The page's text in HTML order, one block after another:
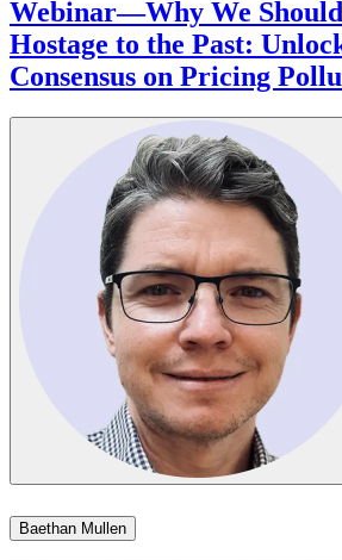
Webinar—Why We
Hostage to the Past:
Consensus on Pricing Pollution​​​​‌
Baethan Mullen​​​​‌ ‍ ​‍​‍‌‍ ‌ ​‍‌‍‍‌‌‍‌ ‌‍‍‌‌‍ ‍​‍​‍​ ‍‍​‍​‍‌ ​ ‌‍​‌‌‍ ‍‌‍‍‌‌ ‌​‌ ‍‌​‍ ‍‌‍‍‌‌‍ ​‍​‍​‍ ​​‍​‍‌‍‍​‌ ​‍‌‍‌‌‌‍‌‍​‍​‍​ ‍‍​‍​‍‌‍‍​‌ ‌​‌ ‌​‌ ​​​ ‍‍​‍ ​‍ ‌‍ ​‌‍ ‌‍​ ‌‍​‌‌‍ ​‌‍‍​‌‍ ‌ ​ ‌ ‌​​ ‍‍​ ​ ​ ​ ​ ​ ​ ​ ​‍ ‌‍‍‌‌‍ ‍‌ ‌​‌‍‌‌‌‍ ‍‌ ‌​​‍ ‌‍‌‌‌‍‌​‌‍‍‌‌ ‌​​‍ ‌‍ ‌‌‍ ‌‍‌​‌‍‌‌​ ‌‌ ​​‌ ​‍‌‍‌‌‌ ​ ‌‍‌‌‌‍ ‍‌ ‌​‌‍​‌‌ ‌​‌‍‍‌‌‍ ‌‍ ‍​ ‍ ‌‍‍‌‌‍‌​​ ‌​ ​‍‌‍​‍​ ‌​​ ​‌​ ​‍‌‍​‍‌‍​‌‌‍​‌​‍ ‌​ ‍​​ ​​​ ‍‌​ ​‍​‍ ‌​ ‌​‌‍​‍​ ‍​​ ‌ ​‍ ‌‌‍​‍‌‍‌​‌‍‌‌​ ‌‌​‍ ‌​ ​ ‌‍‌​‌‍​‌​ ‌​​ ‌‌​ ​‍​ ‍​​ ‍‌​ ‍‌​ ​ ​ ​ ​ ‍‌​ ‍ ‌ ‌​‌ ‍‌‌ ​​‌‍‌‌​ ‌‌‍​‌‌ ‌‌‌ ‌​‌‍‍​‌‍ ‌ ​‍​ ‍ ‌ ​​‌‍​‌‌ ‌​‌‍‍​​ ‌‌‍ ‍‌‍​‌‌‍ ‌‌‍‌‌​ ‌‍​‍‌‍​‌‌ ​ ‌‍‌‌‌‌‌‌‌ ​‍‌‍ ​​ ‌‌‍‍​‌ ‌​‌ ‌​‌ ​​​‍‌‌​ ​ ‌​​‌​‍‌‌​ ​‍‌​‌‍​‍‌‌​ ​‍‌​‌‍‌‍ ​‌‍ ‌‍​ ‌‍​‌‌‍ ​‌‍‍​‌‍ ‌ ​ ‌ ‌​​‍‌‌​ ​ ‌​​‌​ ​ ​ ​ ​ ​ ​ ​ ​‍‌‍‌‍‍‌‌‍‌​​ ‌​ ​‍‌‍​‍​ ‌​​ ​‌​ ​‍‌‍​‍‌‍​‌‌‍​‌​‍ ‌​ ‍​​ ​​​ ‍‌​ ​‍​‍ ‌​ ‌​‌‍​‍​ ‍​​ ‌ ​‍ ‌‌‍​‍‌‍‌​‌‍‌‌​ ‌‌​‍ ‌​ ​ ‌‍‌​‌‍​‌​ ‌​​ ‌‌​ ​‍​ ‍​​ ‍‌​ ‍‌​ ​ ​ ​ ​ ‍‌​‍‌‍‌ ‌​‌ ‍‌‌ ​​‌‍‌‌​ ‌‌‍​‌‌ ‌‌‌ ‌​‌‍‍​‌‍ ‌ ​‍​‍‌‍‌ ​​‌‍​‌‌ ‌​‌‍‍​​ ‌‌‍ ‍‌‍​‌‌‍ ‌‌‍‌‌​‍‌‍‌ ​​‌‍‌‌‌ ​‍‌ ​ ‌ ​​‌‍‌‌‌‍​ ‌ ‌​‌‍‍‌‌ ‌‍‌‍‌‌​ ‌‌ ​​‌ ‌‌‌‍​‍‌‍ ​‌‍‍‌‌ ​ ‌‍‍​‌‍‌‌‌‍‌​​‍​‍‌ ‌